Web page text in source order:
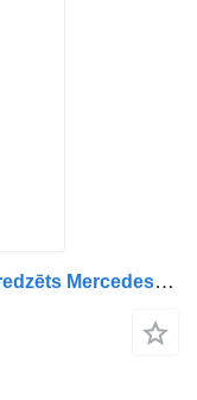
A9303510026 atsperes paliktnis paredzēts Mercedes-Benz kravas automašīnas